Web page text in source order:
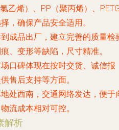
乙烯）、PP（聚丙烯）、
，确保产品安全适用。
到成品出厂，建立完善的质量检
、变形等缺陷，尺寸精准。
场口碑体现在按时交货、诚信报
售后支持等方面。
地处西南，交通网络发达，便于
流成本相对可控。
解析